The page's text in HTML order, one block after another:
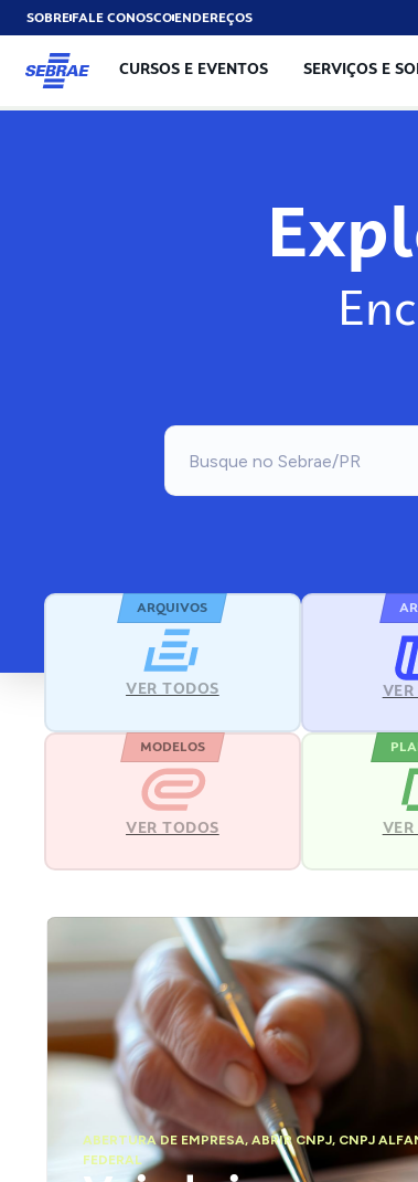
SOBREFALE CONOSCOENDEREÇOS
CURSOS E EVENTOS SERVIÇOS E
ARQUIVOS
VER TODOS
MODELOS
VER TODOS
ABERTURA DE EMPRESA,ABRIR CNPJ, CNPJ
FEDERAL